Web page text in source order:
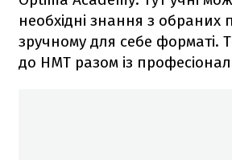
необхідні знання з обраних
зручному для себе форматі.
до НМТ разом із